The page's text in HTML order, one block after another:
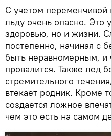
С учетом переменчивой
льду очень опасно. Это
здоровью, но и жизни.
постепенно, начиная с
быть неравномерным, и
провалится. Также лед
стремительного
втекает родник. Кроме
создается ложное
чем это есть на самом